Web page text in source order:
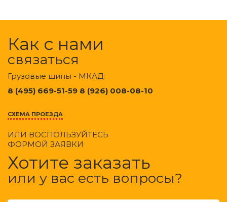
Как с нами
связаться
Грузовые шины - МКАД:
8 (495) 669-51-59 8 (926) 008-08-10
СХЕМА ПРОЕЗДА
ИЛИ ВОСПОЛЬЗУЙТЕСЬ
ФОРМОЙ ЗАЯВКИ
Хотите заказать
или у вас есть вопросы?